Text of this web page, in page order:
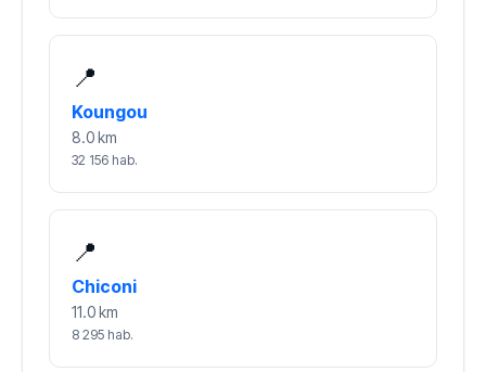
📍
Koungou
8.0 km
32 156 hab.
📍
Chiconi
11.0 km
8 295 hab.